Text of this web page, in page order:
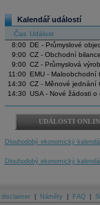
Kalendář událostí
Čas Událost
8:00
DE - Průmyslové
9:00 CZ - Obchodní
9:00 CZ - Průmyslová
11:00
EMU - Maloobchodní
14:30 CZ - Měnové jednání
14:30 USA - Nové žádosti o
UDÁLOSTI
Dlouhodobý ekonomický
Dlouhodobý ekonomický
disclaimer Náměty FAQ